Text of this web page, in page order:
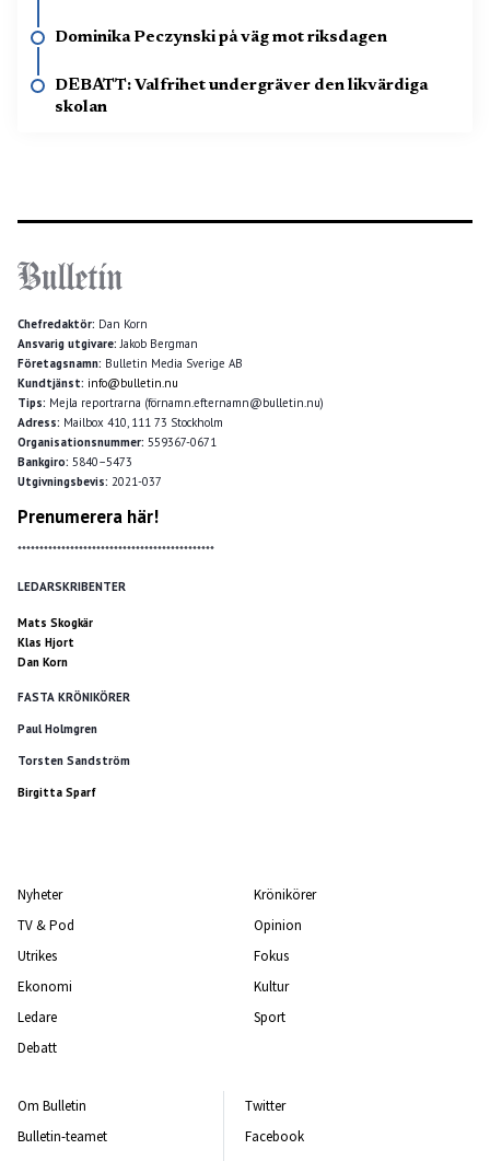
Dominika Peczynski på väg mot riksdagen
DEBATT: Valfrihet undergräver den likvärdiga
skolan
Chefredaktör: Dan Korn
Ansvarig utgivare:Jakob Bergman
Företagsnamn: Bulletin Media Sverige AB
Kundtjänst: info@bulletin.nu
Tips: Mejla reportrarna (förnamn.efternamn@bulletin.nu)
Adress: Mailbox 410, 111 73 Stockholm
Organisationsnummer: 559367-0671
Bankgiro: 5840–5473
Utgivningsbevis: 2021-037
Prenumerera här!
*********************************************
LEDARSKRIBENTER
Mats Skogkär
Klas Hjort
Dan Korn
FASTA KRÖNIKÖRER
Paul Holmgren
Torsten Sandström
Birgitta Sparf
Nyheter
TV & Pod
Utrikes
Ekonomi
Ledare
Debatt
Krönikörer
Opinion
Fokus
Kultur
Sport
Om Bulletin
Bulletin-teamet
Twitter
Facebook